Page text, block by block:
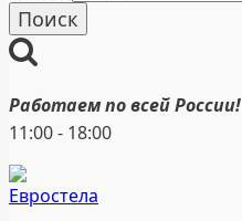
Работаем по всей России!
11:00 - 18:00